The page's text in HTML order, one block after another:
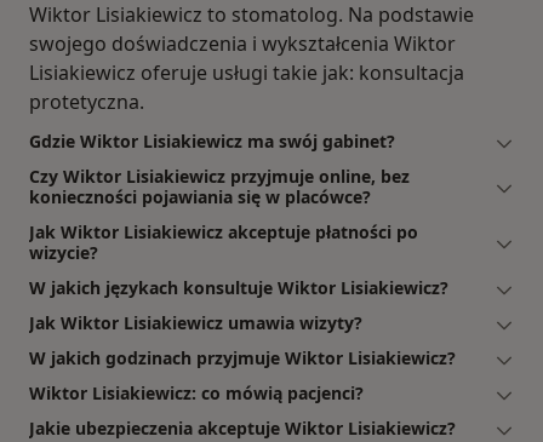
Wiktor Lisiakiewicz to stomatolog. Na podstawie
swojego doświadczenia i wykształcenia Wiktor
Lisiakiewicz oferuje usługi takie jak: konsultacja
protetyczna.
Gdzie Wiktor Lisiakiewicz ma swój gabinet?
Czy Wiktor Lisiakiewicz przyjmuje online, bez
konieczności pojawiania się w placówce?
Jak Wiktor Lisiakiewicz akceptuje płatności po
wizycie?
W jakich językach konsultuje Wiktor Lisiakiewicz?
Jak Wiktor Lisiakiewicz umawia wizyty?
W jakich godzinach przyjmuje Wiktor Lisiakiewicz?
Wiktor Lisiakiewicz: co mówią pacjenci?
Jakie ubezpieczenia akceptuje Wiktor Lisiakiewicz?